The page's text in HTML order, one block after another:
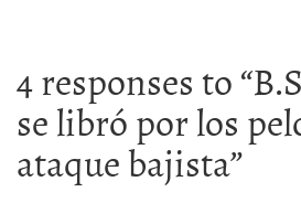
4 responses to “
se libró por los
ataque bajista”